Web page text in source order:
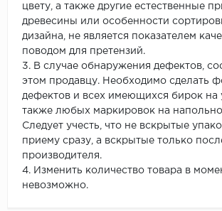
цвету, а также другие естественные
древесины или особенности
дизайна, не является показателем
поводом для претензий.
3. В случае обнаружения дефектов,
этом продавцу. Необходимо сделать
дефектов и всех имеющихся бирок на
также любых маркировок на
Следует учесть, что не вскрытые
приему сразу, а вскрытые только
производителя.
4. Изменить количество товара в
невозможно.